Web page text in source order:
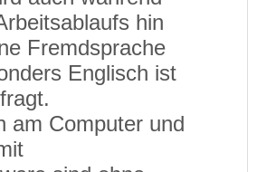
hin
Fremdsprache
Englisch ist
am Computer und